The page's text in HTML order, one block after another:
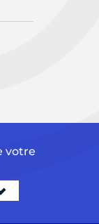
votre